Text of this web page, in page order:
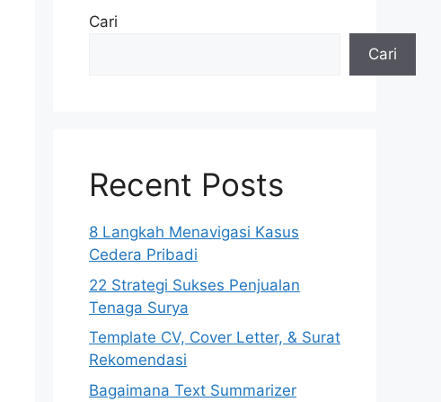
Cari
Cari
Recent Posts
8 Langkah Menavigasi Kasus
Cedera Pribadi
22 Strategi Sukses Penjualan
Tenaga Surya
Template CV, Cover Letter, & Surat
Rekomendasi
Bagaimana Text Summarizer